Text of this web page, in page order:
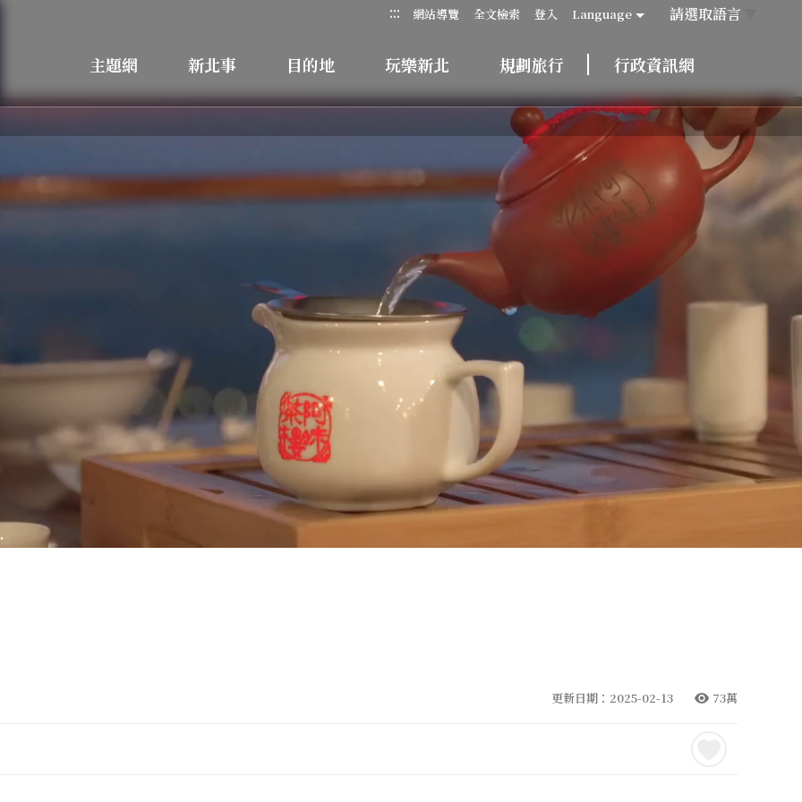
::: 網站導覽 全文檢索 登入 Language 請選取語言
主題網 新北事 目的地 玩樂新北 規劃旅行 行政資訊網
更新日期：2025-02-13 73萬